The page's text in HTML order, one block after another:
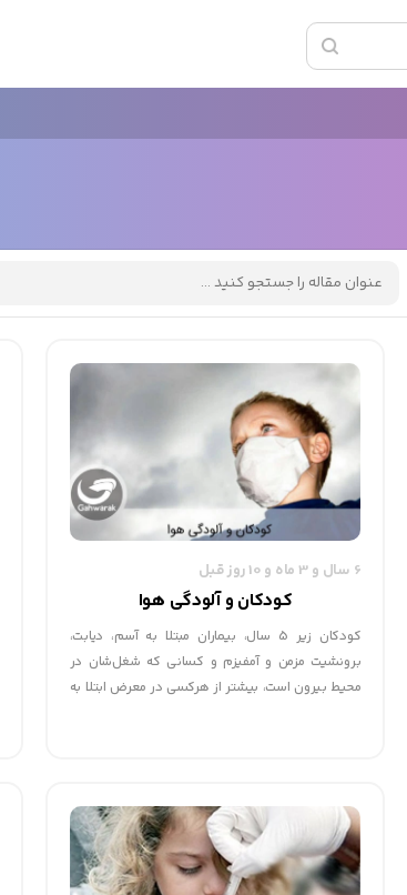
6 سال و 3 ماه و 10 روز قبل
کودکان و آلودگی هوا
کودکان زیر 5 سال، بیماران مبتلا به آسم، دیابت،
برونشیت مزمن و آمفیزم و کسانی که شغل‌شان در
محیط بیرون است، بیشتر از هرکسی در معرض ابتلا به